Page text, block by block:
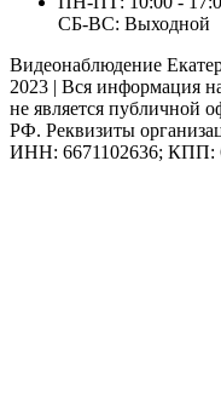
СБ-ВС: Выходной
Видеонаблюдение
2023 | Вся информация
не является публичной
РФ. Реквизиты
ИНН: 6671102636; КПП: